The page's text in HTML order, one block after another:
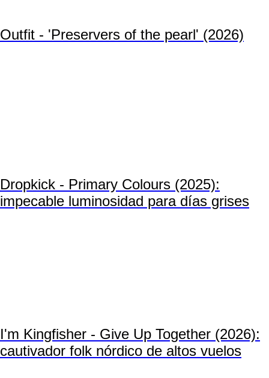
Outfit - 'Preservers of the pearl' (2026)
Dropkick - Primary Colours (2025):
impecable luminosidad para días grises
I'm Kingfisher - Give Up Together (2026):
cautivador folk nórdico de altos vuelos